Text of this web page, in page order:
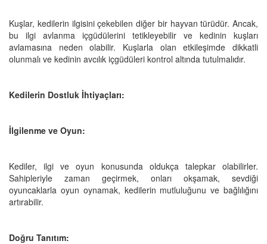
Kuşlar, kedilerin ilgisini çekebilen diğer bir hayvan türüdür. Ancak,
bu ilgi avlanma içgüdülerini tetikleyebilir ve kedinin kuşları
avlamasına neden olabilir. Kuşlarla olan etkileşimde dikkatli
olunmalı ve kedinin avcılık içgüdüleri kontrol altında tutulmalıdır.
Kedilerin Dostluk İhtiyaçları:
İlgilenme ve Oyun:
Kediler, ilgi ve oyun konusunda oldukça talepkar olabilirler.
Sahipleriyle zaman geçirmek, onları okşamak, sevdiği
oyuncaklarla oyun oynamak, kedilerin mutluluğunu ve bağlılığını
artırabilir.
Doğru Tanıtım: